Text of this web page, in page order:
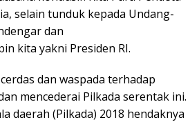
selain tunduk kepada Undang-
dan
kita yakni Presiden RI.
dan waspada terhadap
mencederai Pilkada serentak ini.
daerah (Pilkada) 2018 hendaknya